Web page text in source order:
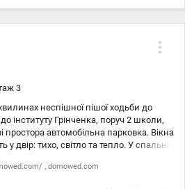
3
неспішної пішої ходьби до
інституту Грінченка, поруч 2 школи,
простора автомобільна парковка. Вікна
у двір: тихо, світло та тепло. У спальні
У дитячій розкладний диван,
, domowed.com